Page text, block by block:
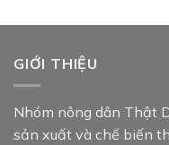
GIỚI THIỆU
Nhóm nông dân Thật
sản xuất và chế biến